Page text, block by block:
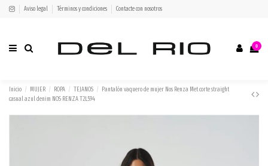
Aviso legal Términos y condiciones Contacte con nosotros
0
Inicio MUJER ROPA TEJANOS
Pantalón vaquero de mujer Nos Renza Met corte straight
casual azul denim NOS RENZA T2L594